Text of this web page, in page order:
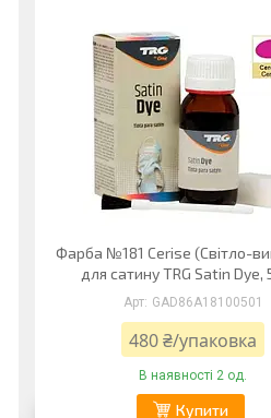
Фарба №181 Cerise (Світло-
для сатину TRG Satin Dye,
GAD86А18100501
480 ₴/упаковка
В наявності 2 од.
Купити